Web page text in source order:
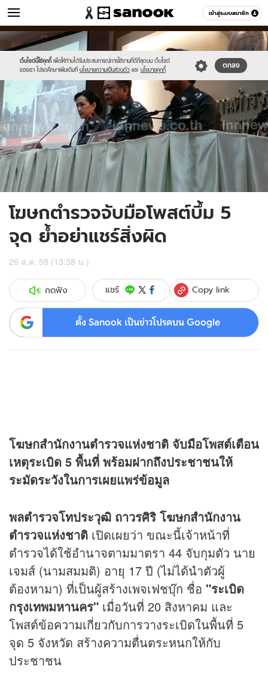
เข้าสู่ระบบสมาชิก
ข่าว หมวดอื่นๆ
เว็บไซต์นี้ใช้คุกกี้ เพื่อให้ท่านได้รับประสบการณ์การใช้งานที่ดีที่สุดบน เว็บไซต์
ของเรา โปรดศึกษาเพิ่มเติมที่ นโยบายความเป็นส่วนตัว และ นโยบายคุกกี้
ตกลง
Sanook
//s.isanook.com/sr/0/images/logo-
new-
sanook.png
600
60
//s.isanook.com/ns/0/ud/370/1854542/1111.jpg
โฆษกตำรวจจับมือโพสต์บึ้ม 5
จุด ย้ำอย่าแชร์สิ่งผิด
26 ส.ค. 58 (13:38 น.)
กดฟัง แชร์ Copy link
ตั้ง Sanook เป็นข่าวโปรดบน Google
โฆษกสำนักงานตำรวจแห่งชาติ จับมือโพสต์เตือน
เหตุระเบิด 5 พื้นที่ พร้อมฝากถึงประชาชนให้
ระมัดระวังในการเผยแพร่ข้อมูล
พลตำรวจโทประวุฒิ ถาวรศิริ โฆษกสำนักงาน
ตำรวจแห่งชาติ เปิดเผยว่า ขณะนี้เจ้าหน้าที่
ตำรวจได้ใช้อำนาจตามมาตรา 44 จับกุมตัว นาย
เจมส์ (นามสมมติ) อายุ 17 ปี (ไม่ได้นำตัวผู้
ต้องหามา) ที่เป็นผู้สร้างเพจเฟชบุ๊ก ชื่อ "ระเบิด
กรุงเทพมหานคร" เมื่อวันที่ 20 สิงหาคม และ
โพสต์ข้อความเกี่ยวกับการวางระเบิดในพื้นที่ 5
จุด 5 จังหวัด สร้างความตื่นตระหนกให้กับ
ประชาชน